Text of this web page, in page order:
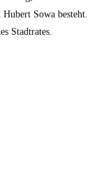
Sowa besteht.
Stadtrates.